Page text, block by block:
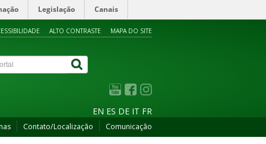
Legislação Canais
ALTO CONTRASTE MAPA DO SITE
EN ES DE IT FR
Contato/Localização Comunicação